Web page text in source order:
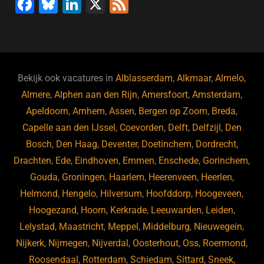
k
b
o
o
k
ky dI
n
Bekijk ook vacatures inAlblasserdam,Alkmaar,Almelo,
Almere,Alphen aan den Rijn,Amersfoort,Amsterdam,
Apeldoorn,Arnhem,Assen, Bergen op Zoom, Breda,
Capelle aan den IJssel , Coevorden, Delft, Delfzijl , Den
Bosch, Den Haag, Deventer, Doetinchem, Dordrecht,
Drachten, Ede, Eindhoven, Emmen, Enschede, Gorinchem,
Gouda, Groningen, Haarlem, Heerenveen, Heerlen,
Helmond, Hengelo, Hilversum, Hoofddorp, Hoogeveen,
Hoogezand, Hoorn, Kerkrade, Leeuwarden, Leiden,
Lelystad, Maastricht, Meppel , Middelburg, Nieuwegein,
Nijkerk, Nijmegen, Nijverdal , Oosterhout, Oss, Roermond,
Roosendaal , Rotterdam, Schiedam, Sittard, Sneek,